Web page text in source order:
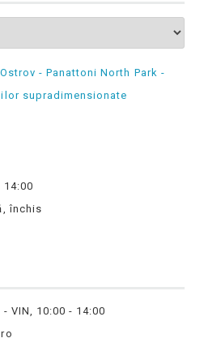
- Panattoni North Park -
supradimensionate
14:00
închis
- VIN, 10:00 - 14:00